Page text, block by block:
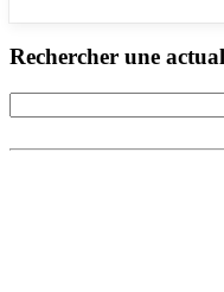
Rechercher une